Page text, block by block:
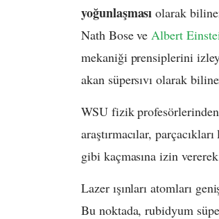
yoğunlaşması olarak
Nath Bose veAlbert
mekaniği prensiplerini
akan süpersıvı olarak
WSU fizik
araştırmacılar,
gibi kaçmasına izin
Lazer ışınları atomları
Bu noktada, rubidyum